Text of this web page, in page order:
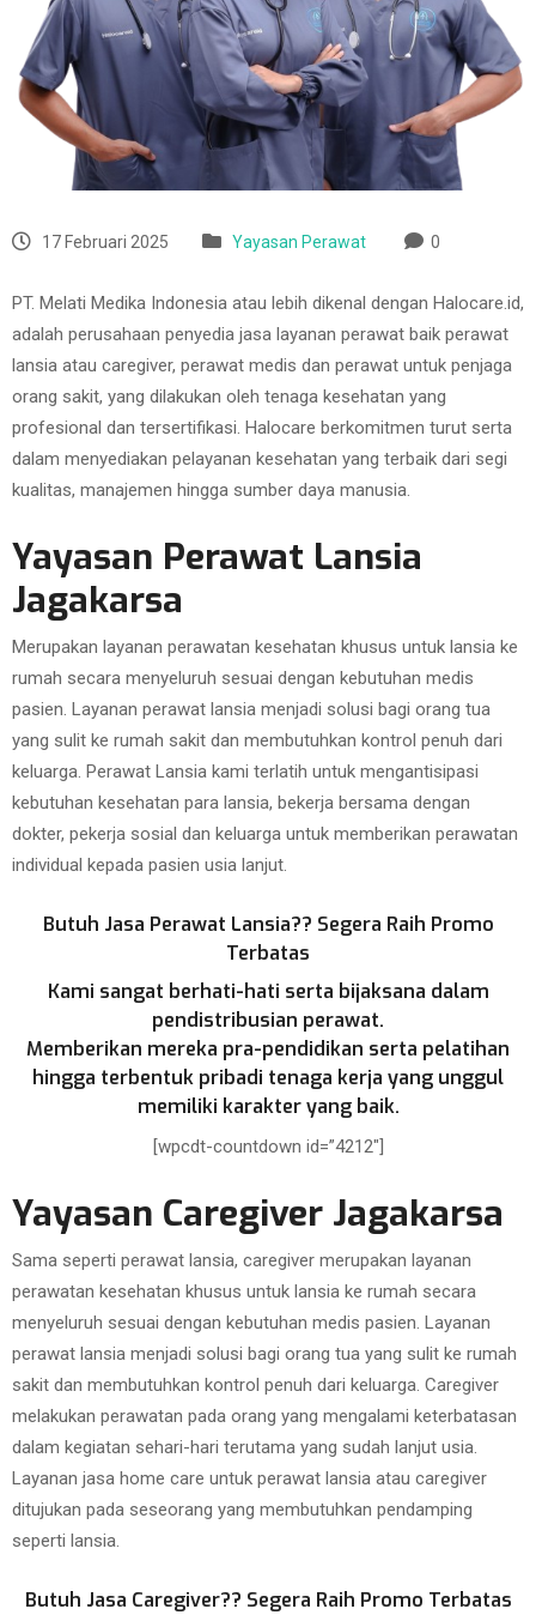
17 Februari 2025 Yayasan Perawat 0
PT. Melati Medika Indonesia atau lebih dikenal dengan Halocare.id,
adalah perusahaan penyedia jasa layanan perawat baik perawat
lansia atau caregiver, perawat medis dan perawat untuk penjaga
orang sakit, yang dilakukan oleh tenaga kesehatan yang
profesional dan tersertifikasi. Halocare berkomitmen turut serta
dalam menyediakan pelayanan kesehatan yang terbaik dari segi
kualitas, manajemen hingga sumber daya manusia.
Yayasan Perawat Lansia
Jagakarsa
Merupakan layanan perawatan kesehatan khusus untuk lansia ke
rumah secara menyeluruh sesuai dengan kebutuhan medis
pasien. Layanan perawat lansia menjadi solusi bagi orang tua
yang sulit ke rumah sakit dan membutuhkan kontrol penuh dari
keluarga. Perawat Lansia kami terlatih untuk mengantisipasi
kebutuhan kesehatan para lansia, bekerja bersama dengan
dokter, pekerja sosial dan keluarga untuk memberikan perawatan
individual kepada pasien usia lanjut.
Butuh Jasa Perawat Lansia?? Segera Raih Promo
Terbatas
Kami sangat berhati-hati serta bijaksana dalam
pendistribusian perawat.
Memberikan mereka pra-pendidikan serta pelatihan
hingga terbentuk pribadi tenaga kerja yang unggul
memiliki karakter yang baik.
[wpcdt-countdown id=”4212″]
Yayasan Caregiver Jagakarsa
Sama seperti perawat lansia, caregiver merupakan layanan
perawatan kesehatan khusus untuk lansia ke rumah secara
menyeluruh sesuai dengan kebutuhan medis pasien. Layanan
perawat lansia menjadi solusi bagi orang tua yang sulit ke rumah
sakit dan membutuhkan kontrol penuh dari keluarga. Caregiver
melakukan perawatan pada orang yang mengalami keterbatasan
dalam kegiatan sehari-hari terutama yang sudah lanjut usia.
Layanan jasa home care untuk perawat lansia atau caregiver
ditujukan pada seseorang yang membutuhkan pendamping
seperti lansia.
Butuh Jasa Caregiver?? Segera Raih Promo Terbatas